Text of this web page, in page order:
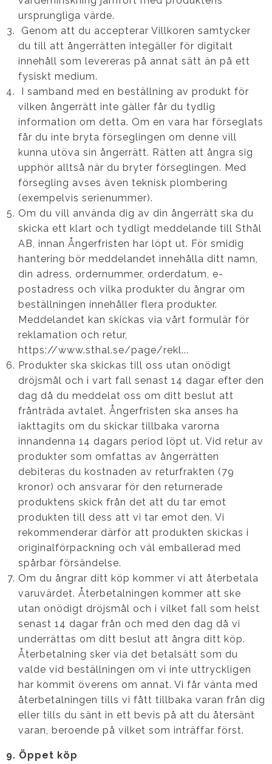
ursprungliga värde.
Genom att du accepterar Villkoren samtycker
du till att ångerrätten integäller för digitalt
innehåll som levereras på annat sätt än på ett
fysiskt medium.
I samband med en beställning av produkt för
vilken ångerrätt inte gäller får du tydlig
information om detta. Om en vara har förseglats
får du inte bryta förseglingen om denne vill
kunna utöva sin ångerrätt. Rätten att ångra sig
upphör alltså när du bryter förseglingen. Med
försegling avses även teknisk plombering
(exempelvis serienummer).
Om du vill använda dig av din ångerrätt ska du
skicka ett klart och tydligt meddelande till Sthål
AB, innan Ångerfristen har löpt ut. För smidig
hantering bör meddelandet innehålla ditt namn,
din adress, ordernummer, orderdatum, e-
postadress och vilka produkter du ångrar om
beställningen innehåller flera produkter.
Meddelandet kan skickas via vårt formulär för
reklamation och retur,
https://www.sthal.se/page/rekl...
Produkter ska skickas till oss utan onödigt
dröjsmål och i vart fall senast 14 dagar efter den
dag då du meddelat oss om ditt beslut att
frånträda avtalet. Ångerfristen ska anses ha
iakttagits om du skickar tillbaka varorna
innandenna 14 dagars period löpt ut. Vid retur av
produkter som omfattas av ångerrätten
debiteras du kostnaden av returfrakten (79
kronor) och ansvarar för den returnerade
produktens skick från det att du tar emot
produkten till dess att vi tar emot den. Vi
rekommenderar därför att produkten skickas i
originalförpackning och väl emballerad med
spårbar försändelse.
Om du ångrar ditt köp kommer vi att återbetala
varuvärdet. Återbetalningen kommer att ske
utan onödigt dröjsmål och i vilket fall som helst
senast 14 dagar från och med den dag då vi
underrättas om ditt beslut att ångra ditt köp.
Återbetalning sker via det betalsätt som du
valde vid beställningen om vi inte uttryckligen
har kommit överens om annat. Vi får vänta med
återbetalningen tills vi fått tillbaka varan från dig
eller tills du sänt in ett bevis på att du återsänt
varan, beroende på vilket som inträffar först.
9. Öppet köp